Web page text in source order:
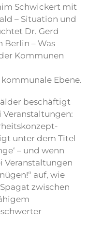
Schwickert mit
– Situation und
Dr. Gerd
Berlin – Was
Kommunen
Ebene.
beschäftigt
unter dem Titel
– und wenn
Veranstaltungen
auf, wie
zwischen